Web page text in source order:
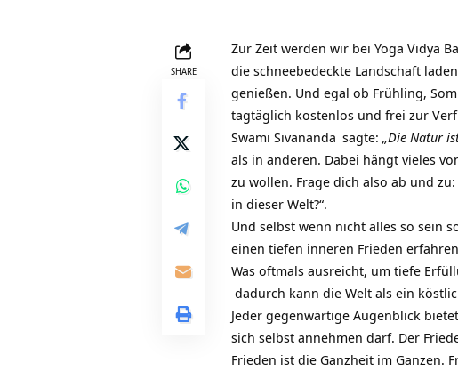
SHARE
Zur Zeit werden wir bei Yoga Vidya
die schneebedeckte Landschaft
genießen. Und egal ob Frühling,
tagtäglich kostenlos und frei zur
Swami Sivananda sagte: „Die Natur
als in anderen. Dabei hängt vieles
zu wollen. Frage dich also ab und
in dieser Welt?“.
Und selbst wenn nicht alles so sein
einen tiefen inneren Frieden
Was oftmals ausreicht, um tiefe
dadurch kann die Welt als ein
Jeder gegenwärtige Augenblick
sich selbst annehmen darf. Der
Frieden ist die Ganzheit im Ganzen.